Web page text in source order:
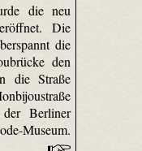
die neu
Die
die
den
die Straße
Berliner
Museum.